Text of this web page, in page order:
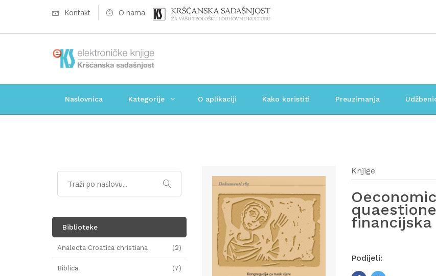
Kontakt O nama
Naslovnica Kategorije O aplikaciji Kako koristiti Preuzimanja
Knjige
financijska
Podijeli:
Biblioteke
Analecta Croatica christiana (2)
Biblica (7)